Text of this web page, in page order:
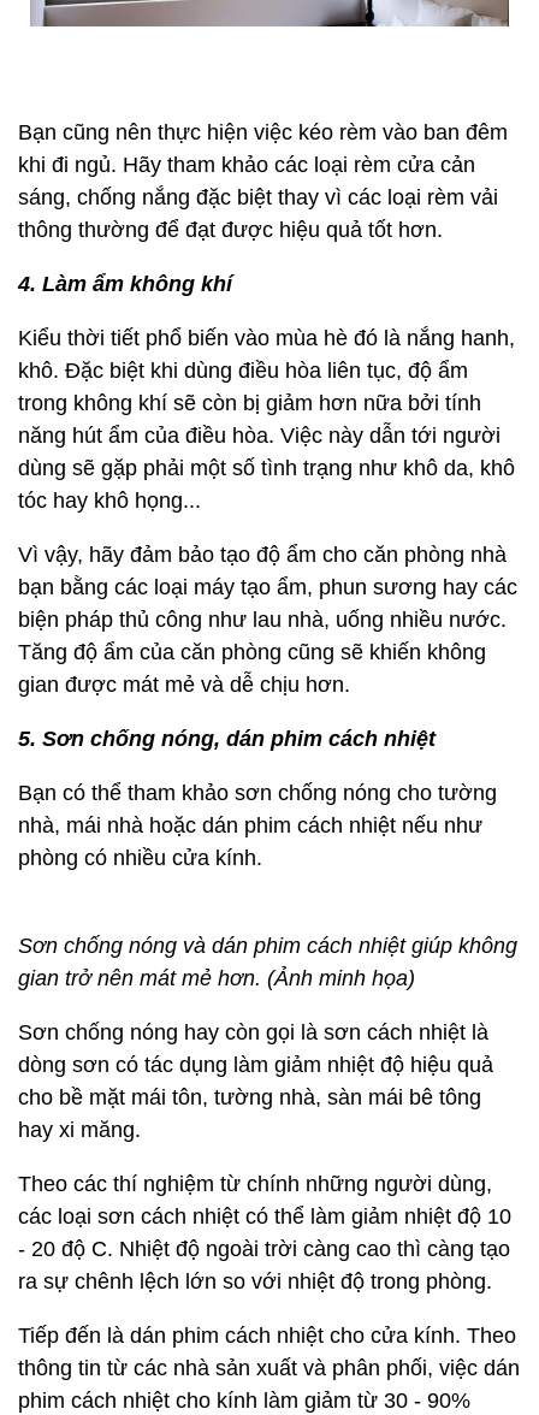
Bạn cũng nên thực hiện việc kéo rèm vào ban đêm
khi đi ngủ. Hãy tham khảo các loại rèm cửa cản
sáng, chống nắng đặc biệt thay vì các loại rèm vải
thông thường để đạt được hiệu quả tốt hơn.
4. Làm ẩm không khí
Kiểu thời tiết phổ biến vào mùa hè đó là nắng hanh,
khô. Đặc biệt khi dùng điều hòa liên tục, độ ẩm
trong không khí sẽ còn bị giảm hơn nữa bởi tính
năng hút ẩm của điều hòa. Việc này dẫn tới người
dùng sẽ gặp phải một số tình trạng như khô da, khô
tóc hay khô họng...
Vì vậy, hãy đảm bảo tạo độ ẩm cho căn phòng nhà
bạn bằng các loại máy tạo ẩm, phun sương hay các
biện pháp thủ công như lau nhà, uống nhiều nước.
Tăng độ ẩm của căn phòng cũng sẽ khiến không
gian được mát mẻ và dễ chịu hơn.
5. Sơn chống nóng, dán phim cách nhiệt
Bạn có thể tham khảo sơn chống nóng cho tường
nhà, mái nhà hoặc dán phim cách nhiệt nếu như
phòng có nhiều cửa kính.
Sơn chống nóng và dán phim cách nhiệt giúp không
gian trở nên mát mẻ hơn. (Ảnh minh họa)
Sơn chống nóng hay còn gọi là sơn cách nhiệt là
dòng sơn có tác dụng làm giảm nhiệt độ hiệu quả
cho bề mặt mái tôn, tường nhà, sàn mái bê tông
hay xi măng.
Theo các thí nghiệm từ chính những người dùng,
các loại sơn cách nhiệt có thể làm giảm nhiệt độ 10
- 20 độ C. Nhiệt độ ngoài trời càng cao thì càng tạo
ra sự chênh lệch lớn so với nhiệt độ trong phòng.
Tiếp đến là dán phim cách nhiệt cho cửa kính. Theo
thông tin từ các nhà sản xuất và phân phối, việc dán
phim cách nhiệt cho kính làm giảm từ 30 - 90%